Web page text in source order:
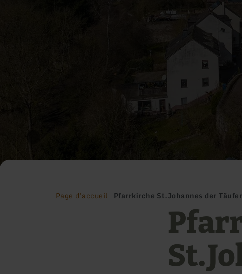
Page d'accueil Pfarrkirche St.Johannes der Täufer